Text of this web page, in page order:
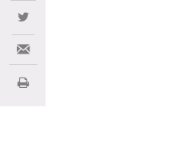
Share on Twitter
Share via Email
Imprimir